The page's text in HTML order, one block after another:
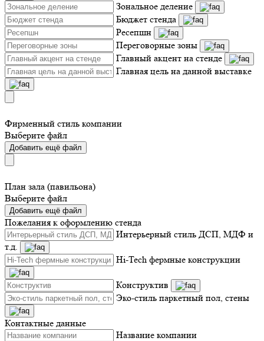
Зональное деление
Бюджет стенда
Ресепшн
Переговорные зоны
Главный акцент на стенде
Главная цель на данной выставке
Фирменный стиль компании
Выберите файл
Добавить ещё файл
План зала (павильона)
Выберите файл
Добавить ещё файл
Пожелания к оформлению стенда
Интерьерный стиль ДСП, МДФ и
т.д.
Hi-Tech фермные конструкции
Конструктив
Эко-стиль паркетный пол, стены
Контактные данные
Название компании